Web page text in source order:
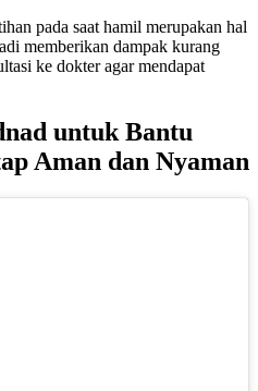
pada saat hamil merupakan hal
memberikan dampak kurang
ke dokter agar mendapat
untuk Bantu
Aman dan Nyaman